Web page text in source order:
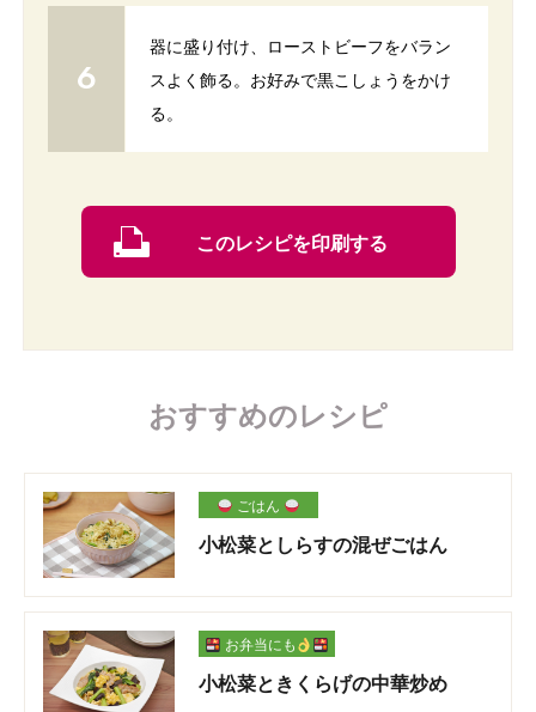
器に盛り付け、ローストビーフをバラン
スよく飾る。お好みで黒こしょうをかけ
る。
このレシピを印刷する
おすすめのレシピ
ごはん
小松菜としらすの混ぜごはん
お弁当にも
小松菜ときくらげの中華炒め